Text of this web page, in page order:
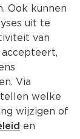
Ook kunnen
uit te
van
Via
welke
wijzigen of
en